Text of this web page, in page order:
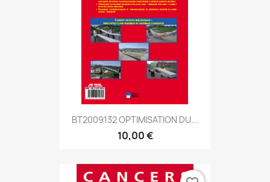
BT2009132 OPTIMISATION DU...
10,00 €